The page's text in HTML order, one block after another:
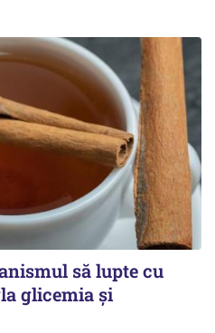
să lupte cu
glicemia și